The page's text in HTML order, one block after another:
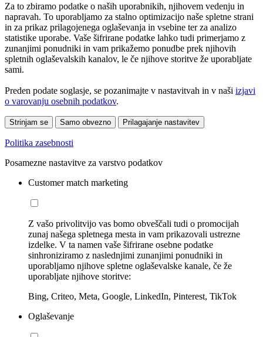
Za to zbiramo podatke o naših uporabnikih, njihovem vedenju in
napravah. To uporabljamo za stalno optimizacijo naše spletne strani
in za prikaz prilagojenega oglaševanja in vsebine ter za analizo
statistike uporabe. Vaše šifrirane podatke lahko tudi primerjamo z
zunanjimi ponudniki in vam prikažemo ponudbe prek njihovih
spletnih oglaševalskih kanalov, le če njihove storitve že uporabljate
sami.
Preden podate soglasje, se pozanimajte v nastavitvah in v naši izjavi
o varovanju osebnih podatkov.
Strinjam se Samo obvezno Prilagajanje nastavitev
Politika zasebnosti
Posamezne nastavitve za varstvo podatkov
Customer match marketing
Z vašo privolitvijo vas bomo obveščali tudi o promocijah
zunaj našega spletnega mesta in vam prikazovali ustrezne
izdelke. V ta namen vaše šifrirane osebne podatke
sinhroniziramo z naslednjimi zunanjimi ponudniki in
uporabljamo njihove spletne oglaševalske kanale, če že
uporabljate njihove storitve:
Bing, Criteo, Meta, Google, LinkedIn, Pinterest, TikTok
Oglaševanje